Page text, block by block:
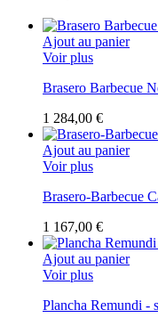
Ajout au panier
Voir plus
Brasero Barbecue
1 284,00 €
Ajout au panier
Voir plus
Brasero-Barbecue
1 167,00 €
Ajout au panier
Voir plus
Plancha Remundi -